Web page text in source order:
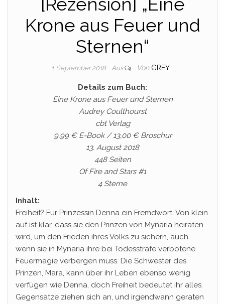
Krone aus Feuer und
Sternen“
1. September 2018 Aus Von GREY
Details zum Buch:
Eine Krone aus Feuer und Sternen
Audrey Coulthourst
cbt Verlag
9,99 € E-Book / 13,00 € Broschur
13. August 2018
448 Seiten
Of Fire and Stars #1
4 Sterne
Inhalt:
Freiheit? Für Prinzessin Denna ein Fremdwort. Von klein
auf ist klar, dass sie den Prinzen von Mynaria heiraten
wird, um den Frieden ihres Volks zu sichern, auch
wenn sie in Mynaria ihre bei Todesstrafe verbotene
Feuermagie verbergen muss. Die Schwester des
Prinzen, Mara, kann über ihr Leben ebenso wenig
verfügen wie Denna, doch Freiheit bedeutet ihr alles.
Gegensätze ziehen sich an, und irgendwann geraten